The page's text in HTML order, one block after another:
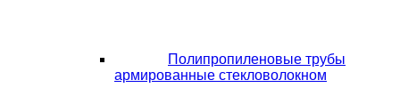
Полипропиленовые трубы
армированные стекловолокном